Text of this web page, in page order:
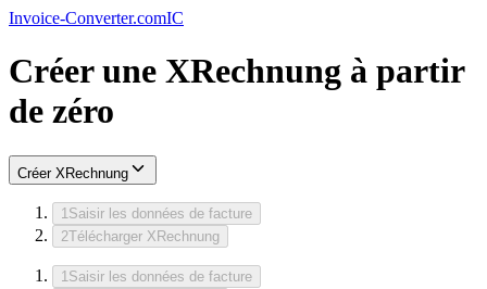
Invoice-Converter.comIC
Créer une XRechnung à partir
de zéro
Créer XRechnung
1 Saisir les données de facture
2Télécharger XRechnung
1 Saisir les données de facture